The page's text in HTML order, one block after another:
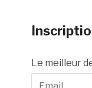
Le meilleur